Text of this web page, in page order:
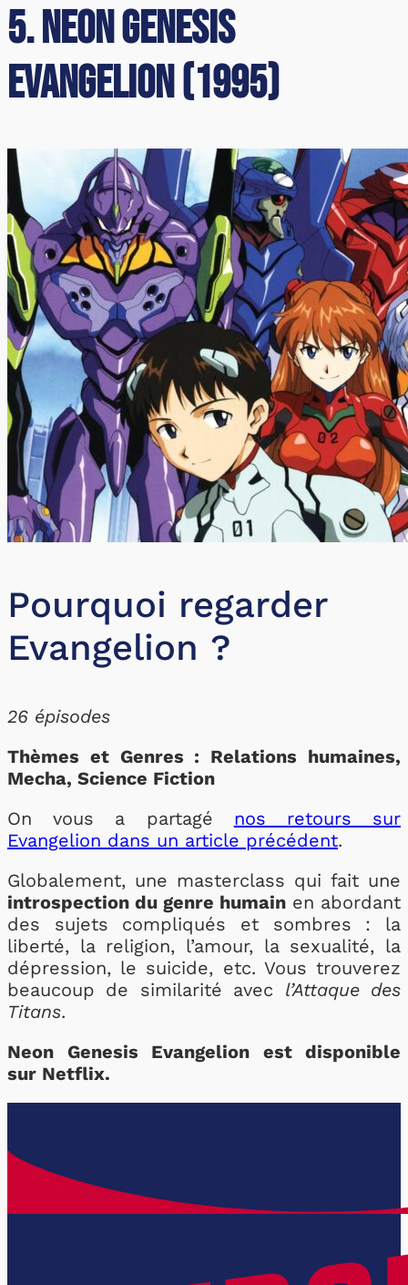
5. Neon Genesis
Evangelion (1995)
Pourquoi regarder
Evangelion ?
26 épisodes
Thèmes et Genres : Relations humaines,
Mecha, Science Fiction
On vous a partagé nos retours sur
Evangelion dans un article précédent.
Globalement, une masterclass qui fait une
introspection du genre humain en abordant
des sujets compliqués et sombres : la
liberté, la religion, l’amour, la sexualité, la
dépression, le suicide, etc. Vous trouverez
beaucoup de similarité avec l’Attaque des
Titans.
Neon Genesis Evangelion est disponible
sur Netflix.